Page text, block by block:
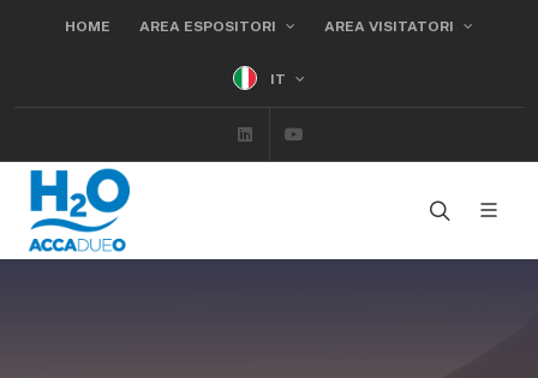
HOME AREA ESPOSITORI AREA VISITATORI
IT
Linkedin